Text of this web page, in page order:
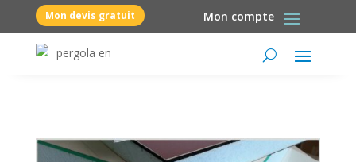
Mon devis gratuit Mon compte